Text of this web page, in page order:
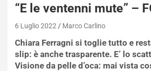
“E le ventenni mute” –
6 Luglio 2022 Marco Carlino
Chiara Ferragni si toglie tutto e
slip: è anche trasparente. E’ lo
Visione da pelle d’oca: mai vista